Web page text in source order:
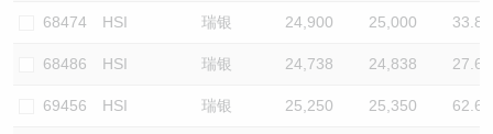
68474 HSI 瑞银 24,900 25,000 33.8
68486 HSI 瑞银 24,738 24,838 27.6
69456 HSI 瑞银 25,250 25,350 62.6